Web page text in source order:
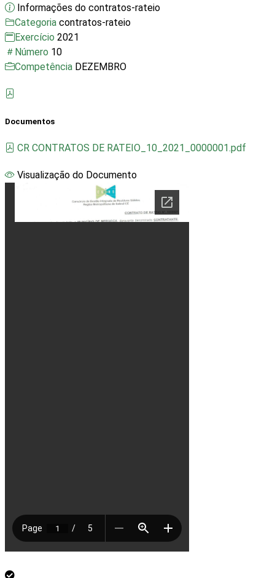
Informações do contratos-rateio
Categoria contratos-rateio
Exercício 2021
Número 10
Competência DEZEMBRO
Documentos
CR CONTRATOS DE RATEIO_10_2021_0000001.pdf
Visualização do Documento